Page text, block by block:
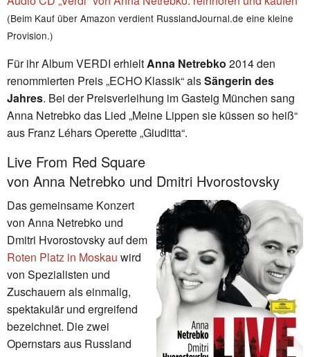
(Beim Kauf über Amazon verdient RusslandJournal.de eine kleine
Provision.)
Für ihr Album VERDI erhieltAnna Netrebko 2014 den
renommierten Preis „ECHO Klassik“ alsSängerin des
Jahres. Bei der Preisverleihung im Gasteig München sang
Anna Netrebko das Lied „Meine Lippen sie küssen so heiß“
aus Franz Léhars Operette „Giuditta“.
Live From Red Square
von Anna Netrebko und Dmitri Hvorostovsky
Das gemeinsame Konzert
von Anna Netrebko und
Dmitri Hvorostovsky auf dem
Roten Platz in Moskau wird
von Spezialisten und
Zuschauern als einmalig,
spektakulär und ergreifend
bezeichnet. Die zwei
Opernstars aus Russland